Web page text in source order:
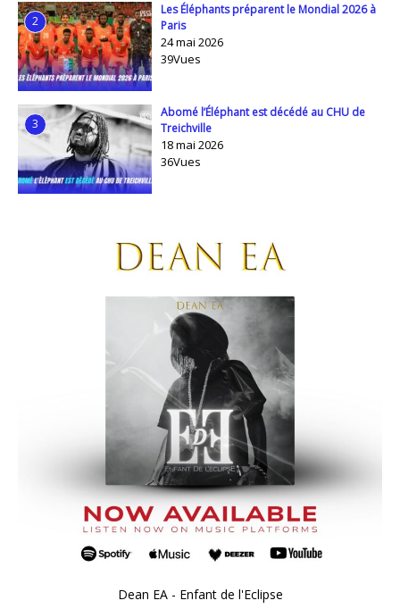
2
Les Éléphants préparent le Mondial 2026 à
Paris
24 mai 2026
39Vues
3
Abomé l’Éléphant est décédé au CHU de
Treichville
18 mai 2026
36Vues
Dean EA - Enfant de l'Eclipse